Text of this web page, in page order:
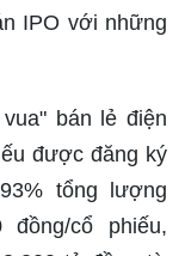
IPO với những
bán lẻ điện
được đăng ký
tổng lượng
cổ phiếu,